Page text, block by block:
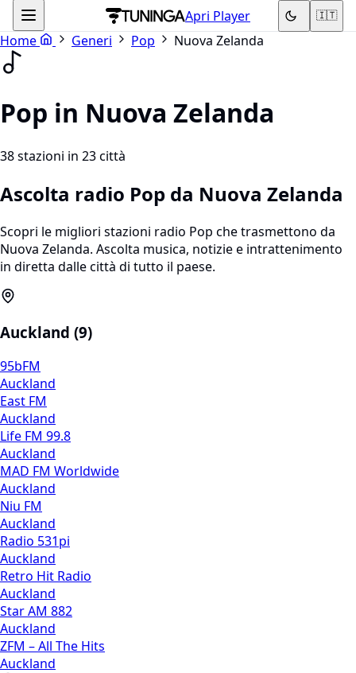
Apri Player 🇮🇹
Home Generi Pop Nuova Zelanda
Pop in Nuova Zelanda
38 stazioni in 23 città
Ascolta radio Pop da Nuova Zelanda
Scopri le migliori stazioni radio Pop che trasmettono da
Nuova Zelanda. Ascolta musica, notizie e intrattenimento
in diretta dalle città di tutto il paese.
Auckland (9)
95bFM
Auckland
East FM
Auckland
Life FM 99.8
Auckland
MAD FM Worldwide
Auckland
Niu FM
Auckland
Radio 531pi
Auckland
Retro Hit Radio
Auckland
Star AM 882
Auckland
ZFM – All The Hits
Auckland